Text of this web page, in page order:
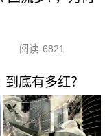
阅读 6821
底有多红？